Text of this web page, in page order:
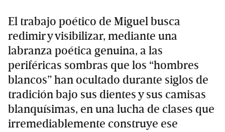
El trabajo poético de Miguel busca
redimir y visibilizar, mediante una
labranza poética genuina, a las
periféricas sombras que los “hombres
blancos” han ocultado durante siglos de
tradición bajo sus dientes y sus camisas
blanquísimas, en una lucha de clases que
irremediablemente construye ese